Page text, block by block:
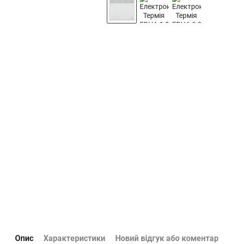
Опис Характеристики Новий відгук або коментар